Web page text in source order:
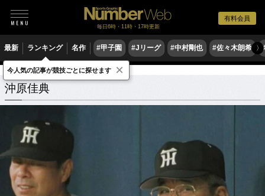
有料会員
毎日6時・11時・17時更新
最新 ランキング 名作 #甲子園 #Jリーグ #中村剛也 #佐々木朗希 〉
沖原佳典 関連記事
沖原佳典
今人気の記事が競技ごとに探せます ×